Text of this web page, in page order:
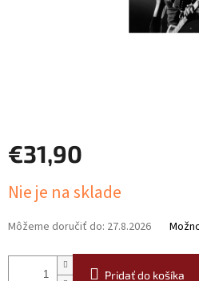
€31,90
cena:
Nie je na sklade
Môžeme doručiť do: 27.8.2026
Pridať do košíka